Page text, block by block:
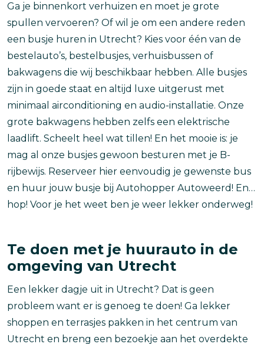
Ga je binnenkort verhuizen en moet je grote
spullen vervoeren? Of wil je om een andere reden
een busje huren in Utrecht? Kies voor één van de
bestelauto’s, bestelbusjes, verhuisbussen of
bakwagens die wij beschikbaar hebben. Alle busjes
zijn in goede staat en altijd luxe uitgerust met
minimaal airconditioning en audio-installatie. Onze
grote bakwagens hebben zelfs een elektrische
laadlift. Scheelt heel wat tillen! En het mooie is: je
mag al onze busjes gewoon besturen met je B-
rijbewijs. Reserveer hier eenvoudig je gewenste bus
en huur jouw busje bij Autohopper Autoweerd! En…
hop! Voor je het weet ben je weer lekker onderweg!
Te doen met je huurauto in de
omgeving van Utrecht
Een lekker dagje uit in Utrecht? Dat is geen
probleem want er is genoeg te doen! Ga lekker
shoppen en terrasjes pakken in het centrum van
Utrecht en breng een bezoekje aan het overdekte